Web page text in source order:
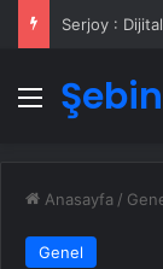
Menü
Anasayfa /
Genel